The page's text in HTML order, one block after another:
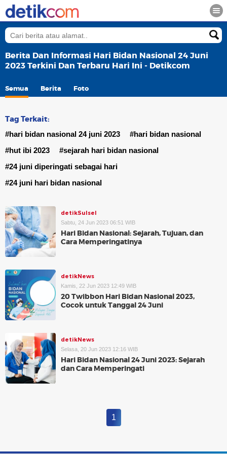
Berita Dan Informasi Hari Bidan Nasional 24 Juni
2023 Terkini Dan Terbaru Hari Ini - Detikcom
Semua Berita Foto
Tag Terkait:
#hari bidan nasional 24 juni 2023
#hari bidan nasional
#hut ibi 2023
#sejarah hari bidan nasional
#24 juni diperingati sebagai hari
#24 juni hari bidan nasional
detikSulsel
Sabtu, 24 Jun 2023 06:51 WIB
Hari Bidan Nasional: Sejarah, Tujuan, dan
Cara Memperingatinya
detikNews
Kamis, 22 Jun 2023 12:49 WIB
20 Twibbon Hari Bidan Nasional 2023,
Cocok untuk Tanggal 24 Juni
detikNews
Selasa, 20 Jun 2023 12:16 WIB
Hari Bidan Nasional 24 Juni 2023: Sejarah
dan Cara Memperingati
1